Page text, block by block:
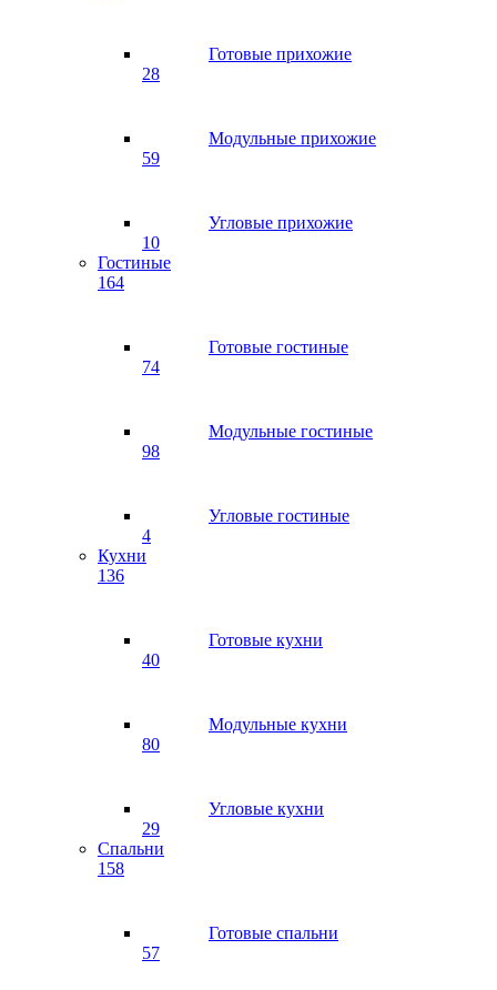
Готовые прихожие
28
Модульные прихожие
59
Угловые прихожие
10
Гостиные
164
Готовые гостиные
74
Модульные гостиные
98
Угловые гостиные
4
Кухни
136
Готовые кухни
40
Модульные кухни
80
Угловые кухни
29
Спальни
158
Готовые спальни
57